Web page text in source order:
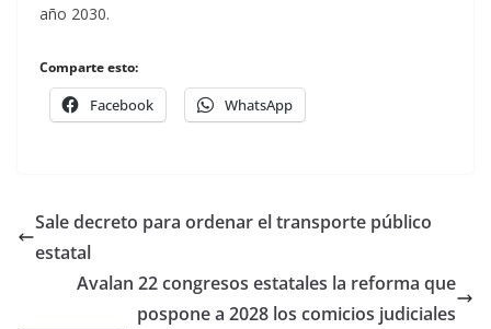
año 2030.
Comparte esto:
Facebook WhatsApp
Sale decreto para ordenar el transporte público
estatal
Avalan 22 congresos estatales la reforma que
pospone a 2028 los comicios judiciales